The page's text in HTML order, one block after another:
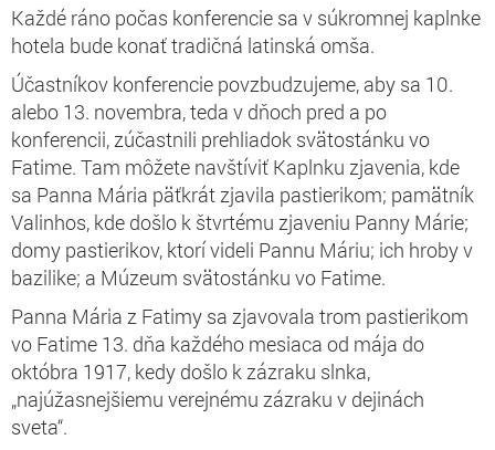
Každé ráno počas konferencie sa v súkromnej kaplnke
hotela bude konať tradičná latinská omša.
Účastníkov konferencie povzbudzujeme, aby sa 10.
alebo 13. novembra, teda v dňoch pred a po
konferencii, zúčastnili prehliadok svätostánku vo
Fatime. Tam môžete navštíviť Kaplnku zjavenia, kde
sa Panna Mária päťkrát zjavila pastierikom; pamätník
Valinhos, kde došlo k štvrtému zjaveniu Panny Márie;
domy pastierikov, ktorí videli Pannu Máriu; ich hroby v
bazilike; a Múzeum svätostánku vo Fatime.
Panna Mária z Fatimy sa zjavovala trom pastierikom
vo Fatime 13. dňa každého mesiaca od mája do
októbra 1917, kedy došlo k zázraku slnka,
„najúžasnejšiemu verejnému zázraku v dejinách
sveta“.